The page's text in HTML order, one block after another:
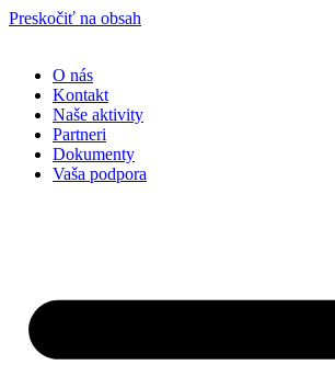
Preskočiť na obsah
O nás
Kontakt
Naše aktivity
Partneri
Dokumenty
Vaša podpora